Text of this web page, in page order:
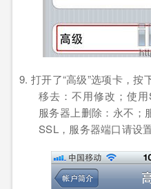
9. 打开了“高级”选项卡，按
移去：不用修改；使用
服务器上删除：永不；
SSL，服务器端口请设